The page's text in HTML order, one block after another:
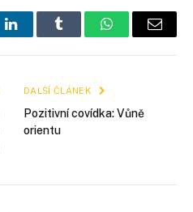
LinkedInTumblr WhatsApp
E-
DALŠÍ ČLÁNEK
Pozitivní covídka: Vůně
orientu